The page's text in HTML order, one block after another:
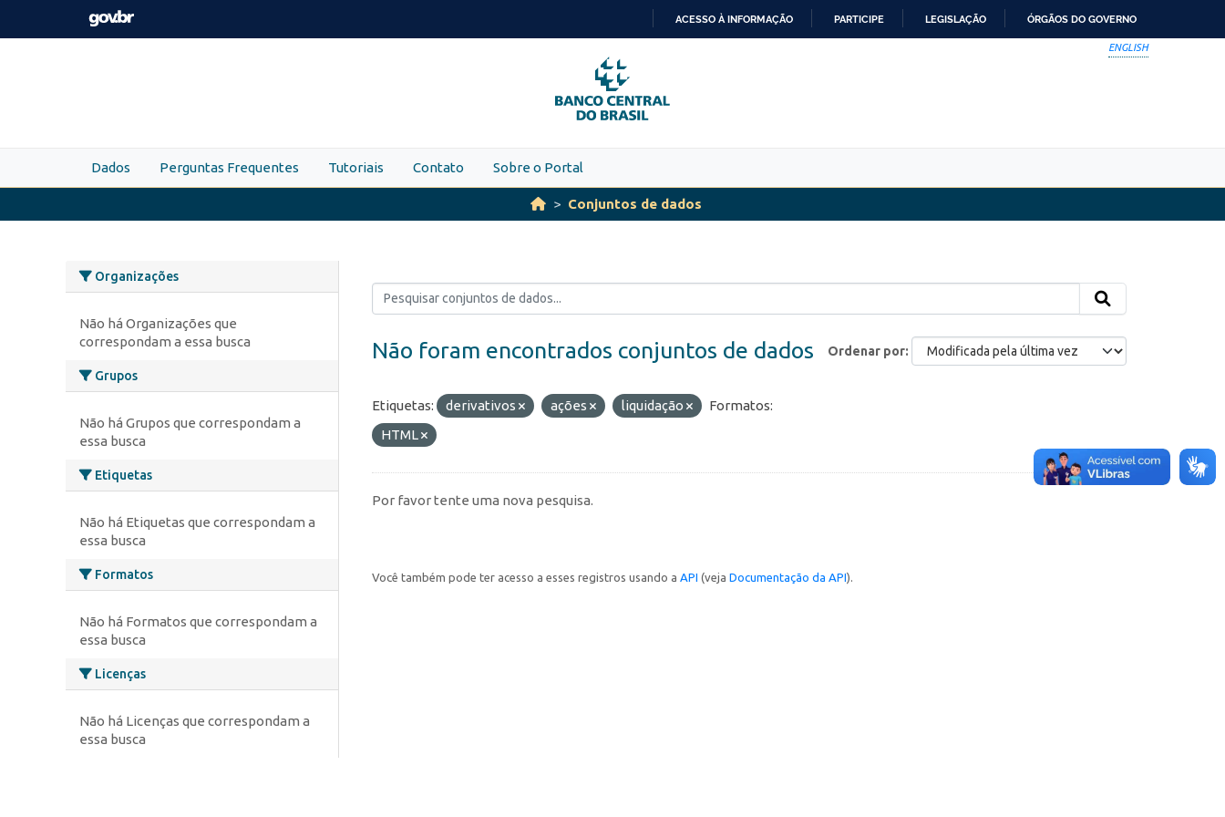
Skip to main content
PARA
O
CONTEÚDO
ACESSO À INFORMAÇÃO PARTICIPE LEGISLAÇÃO ÓRGÃOS DO GOVERNO
ENGLISH
Dados Perguntas Frequentes Tutoriais Contato Sobre o Portal
Conjuntos de dados
Organizações
Não há Organizações que
correspondam a essa busca
Grupos
Não há Grupos que correspondam a
essa busca
Etiquetas
Não há Etiquetas que correspondam a
essa busca
Formatos
Não há Formatos que correspondam a
essa busca
Licenças
Não há Licenças que correspondam a
essa busca
Ordenar por
Não foram encontrados conjuntos de dados
Etiquetas: derivativos ações liquidação
Formatos:
HTML
Por favor tente uma nova pesquisa.
Você também pode ter acesso a esses registros usando a API (veja Documentação da API).